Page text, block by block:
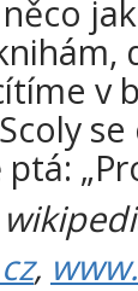
něco
v
,